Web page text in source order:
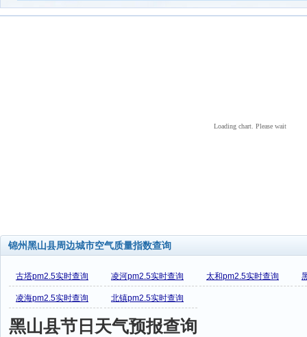
Loading chart. Please wait
锦州黑山县周边城市空气质量指数查询
古塔pm2.5实时查询 凌河pm2.5实时查询 太和pm2.5实时查询
凌海pm2.5实时查询 北镇pm2.5实时查询
黑山县节日天气预报查询